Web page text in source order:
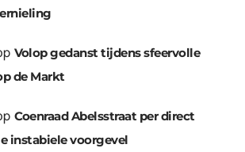
Volop gedanst tijdens sfeervolle
de Markt
Coenraad Abelsstraat per direct
instabiele voorgevel